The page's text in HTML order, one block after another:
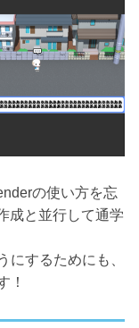
の使い方を忘
成と並行して通学
にするためにも、
！